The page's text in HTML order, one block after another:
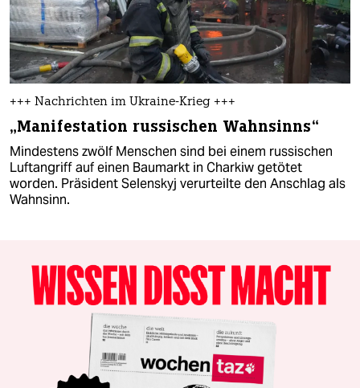
+++ Nachrichten im Ukraine-Krieg +++
„Manifestation russischen Wahnsinns“
Mindestens zwölf Menschen sind bei einem russischen
Luftangriff auf einen Baumarkt in Charkiw getötet
worden. Präsident Selenskyj verurteilte den Anschlag als
Wahnsinn.